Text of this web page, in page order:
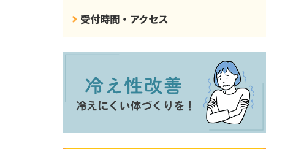
受付時間・アクセス